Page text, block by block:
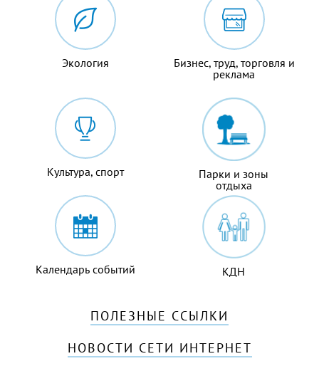
Экология
Бизнес, труд, торговля и
реклама
Культура, спорт
Парки и зоны
отдыха
Календарь событий КДН
ПОЛЕЗНЫЕ ССЫЛКИ
НОВОСТИ СЕТИ ИНТЕРНЕТ